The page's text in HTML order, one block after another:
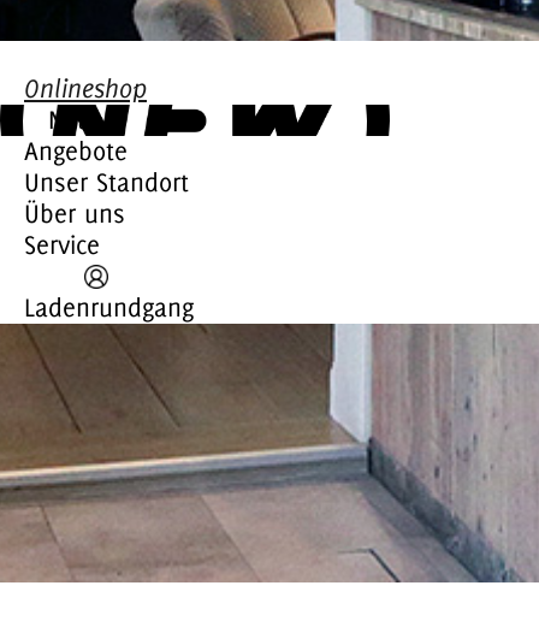
Onlineshop
Neu
Angebote
Unser Standort
Über uns
Service
Ladenrundgang